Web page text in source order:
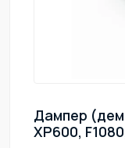
Дампер
XP600,